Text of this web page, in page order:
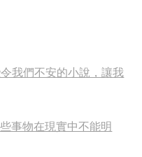
我們不安的小說，讓我
事物在現實中不能明